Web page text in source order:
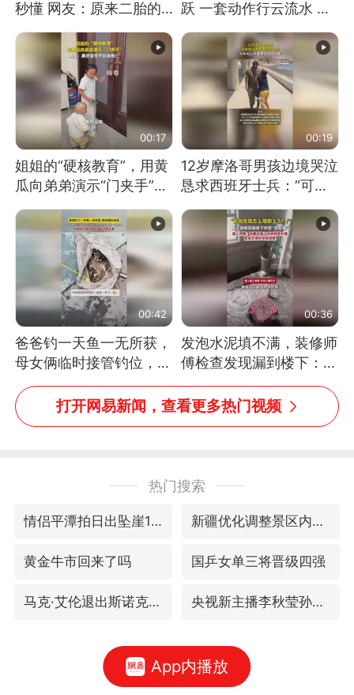
秒懂 网友：原来二胎的
快乐长这样
跃 一套动作行云流水 节
奏感拉满 网友：怎么做
到又舞又武的？
00:17
姐姐的“硬核教育”，用黄
瓜向弟弟演示“门夹手”，
教！
00:19
12岁摩洛哥男孩边境哭泣
恳求西班牙士兵：“可不
00:42
爸爸钓一天鱼一无所获，
母女俩临时接管钓位，用
玩具鱼竿钓上大鱼
00:36
发泡水泥填不满，装修师
傅检查发现漏到楼下：出
风口未延伸到外墙
打开网易新闻，查看更多热门视频
热门搜索
情侣平潭拍日出坠崖1死1伤 新疆优化调整景区内自驾服务费
黄金牛市回来了吗 国乒女单三将晋级四强
马克·艾伦退出斯诺克中国公开赛 央视新主播李秋莹孙亚鹏亮相
App内播放